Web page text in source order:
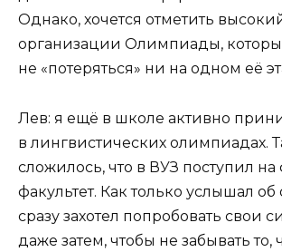
Однако, хочется отметить
организации Олимпиады,
не «потеряться» ни на одном её
Лев: я ещё в школе активно
в лингвистических олимпиадах.
сложилось, что в ВУЗ поступил
факультет. Как только услышал
сразу захотел попробовать свои
даже затем, чтобы не забывать то,